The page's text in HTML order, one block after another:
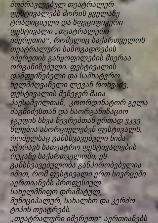
მომრავლებულ თეატრალურ
ფესტივალებს შორის ყველაზე
ტრადიციული და სფეციფიკური
ფესტივალი „თეატრალური
იმერეთია“, რომელიც საქართველოს
თეატრალური საზოგადოების
იმერეთის განყოფილების მიერაა
ორგანიზებული. ფესტივალის
დამფუძნებელი და სამხატვრო
ხელმძღვანელი ლევან როხვაძე,
ფესტივალის მენეჯერ მაია
პაქსაშვილთან, კოორდინატორ გელა
ძაგნიძესთან და საორგანიზაციო
ჯგუფის სხვა წევრებთან ერთად უკვე
წლებია ახორციელებენ ფესტივალს,
რომელსაც განსხვავებული ნიშა
უჭირავს სათეატრო ფესტივალების
რუკაზე საქართველოში, ეს
განსხვავებულობა განპირობებულია
იმით, რომ ფესტივალი ერთ სივრცეში
აერთიანებს პროფესიულ
სახელმწიფო დრამატულ,
მუნიციპალურ, სახალხო და კერძო
ტიპის თეატრებს.
„თეატრალური იმერეთი“ აერთიანებს